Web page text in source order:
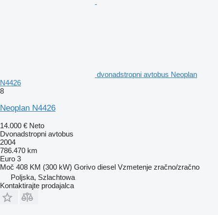
dvonadstropni avtobus Neoplan
N4426
8
Neoplan N4426
14.000 € Neto
Dvonadstropni avtobus
2004
786.470 km
Euro 3
Moč 408 KM (300 kW) Gorivo diesel Vzmetenje zračno/zračno
Poljska, Szlachtowa
Kontaktirajte prodajalca